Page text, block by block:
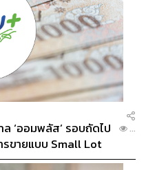
‘ออมพลัส’ รอบถัดไป
รขายแบบ Small Lot
...